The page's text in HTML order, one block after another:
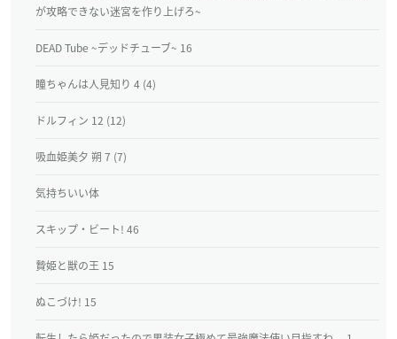
が攻略できない迷宮を作り上げろ~
DEAD Tube ~デッドチューブ~ 16
瞳ちゃんは人見知り 4 (4)
ドルフィン 12 (12)
吸血姫美夕 朔 7 (7)
気持ちいい体
スキップ・ビート! 46
贄姫と獣の王 15
ぬこづけ! 15